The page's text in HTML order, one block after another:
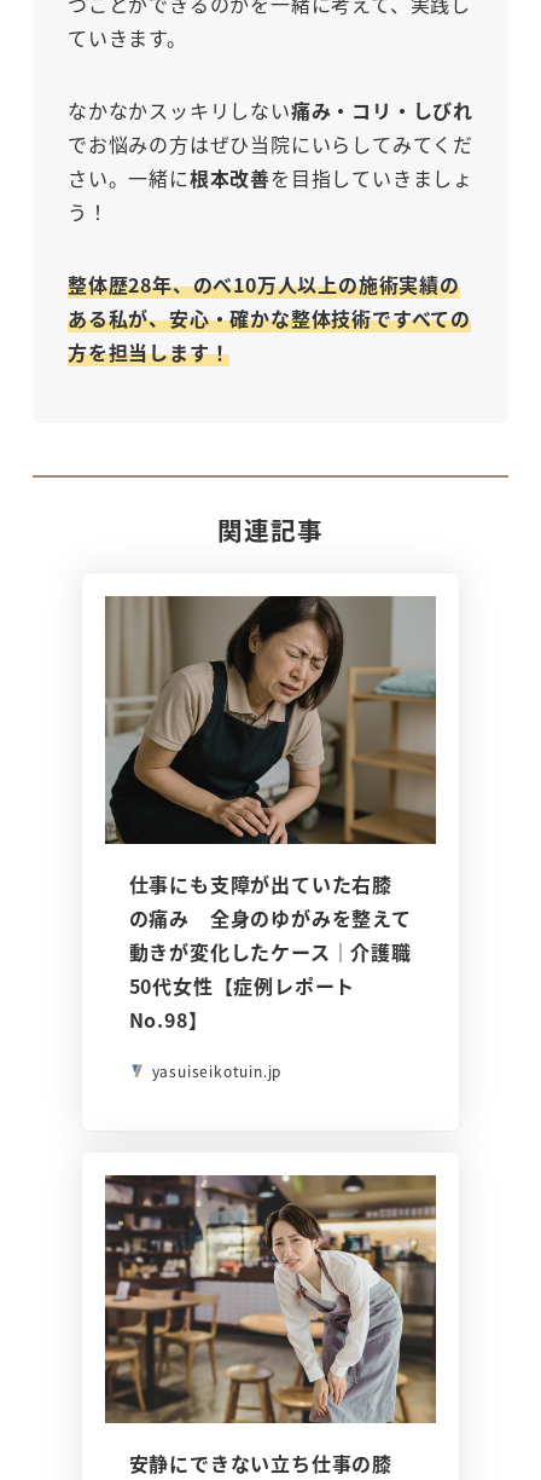
ていきます。
なかなかスッキリしない痛み・コリ・しびれ
でお悩みの方はぜひ当院にいらしてみてくだ
さい。一緒に根本改善を目指していきましょ
う！
整体歴28年、のべ10万人以上の施術実績の
ある私が、安心・確かな整体技術ですべての
方を担当します！
関連記事
仕事にも支障が出ていた右膝
の痛み 全身のゆがみを整えて
動きが変化したケース｜介護職
50代女性【症例レポート
No.98】
yasuiseikotuin.jp
安静にできない立ち仕事の膝